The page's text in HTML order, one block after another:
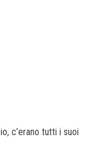
c’erano tutti i suoi